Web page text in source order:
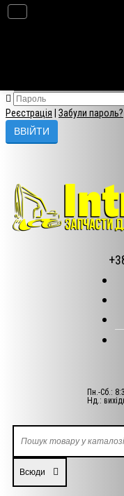
Реєстрація Забули пароль?
Пн.-Сб.:
Нд.:
Всюди